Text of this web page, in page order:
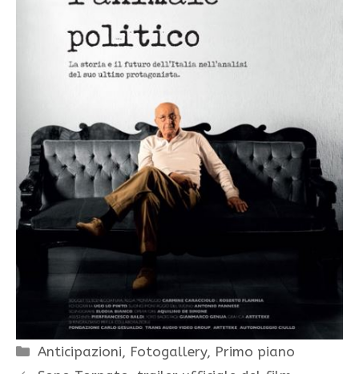
Categorie
Anticipazioni, Fotogallery, Primo piano